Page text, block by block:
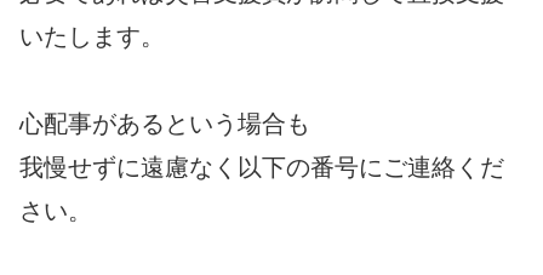
いたします。
心配事があるという場合も
我慢せずに遠慮なく以下の番号にご連絡くだ
さい。